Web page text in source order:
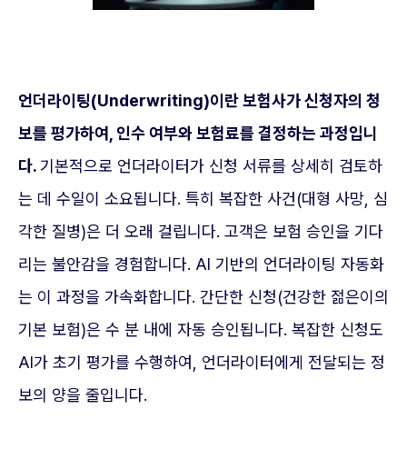
언더라이팅(Underwriting)이란 보험사가 신청자의 청
보를 평가하여, 인수 여부와 보험료를 결정하는 과정입니
다.기본적으로 언더라이터가 신청 서류를 상세히 검토하
는 데 수일이 소요됩니다. 특히 복잡한 사건(대형 사망, 심
각한 질병)은 더 오래 걸립니다. 고객은 보험 승인을 기다
리는 불안감을 경험합니다. AI 기반의 언더라이팅 자동화
는 이 과정을 가속화합니다. 간단한 신청(건강한 젊은이의
기본 보험)은 수 분 내에 자동 승인됩니다. 복잡한 신청도
AI가 초기 평가를 수행하여, 언더라이터에게 전달되는 정
보의 양을 줄입니다.